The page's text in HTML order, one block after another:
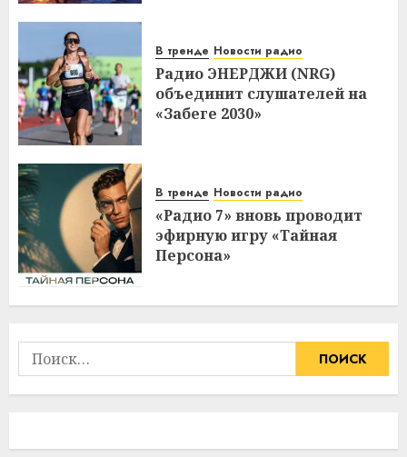
В тренде Новости радио
Радио ЭНЕРДЖИ (NRG)
объединит слушателей на
«Забеге 2030»
В тренде Новости радио
«Радио 7» вновь проводит
эфирную игру «Тайная
Персона»
Найти: